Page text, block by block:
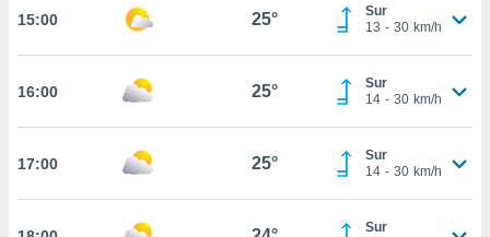
aunque
Puedes
acceder a
abono
15:00 25°
Sur
13 - 30 km/h
16:00 25°
Sur
14 - 30 km/h
17:00 25°
Sur
14 - 30 km/h
Sur